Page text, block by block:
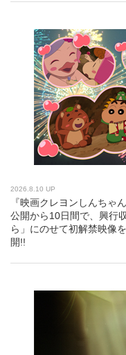
2026.8.10 UP
『映画クレヨンしんちゃ
公開から10日間で、興行
ら」にのせて初解禁映像
開!!